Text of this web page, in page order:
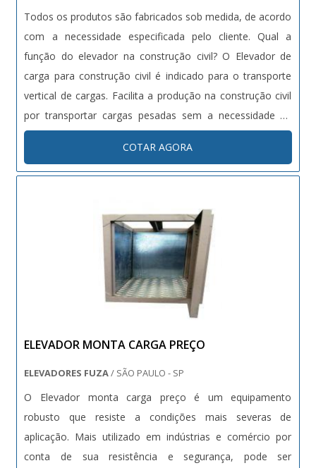
Todos os produtos são fabricados sob medida, de acordo
com a necessidade especificada pelo cliente. Qual a
função do elevador na construção civil? O Elevador de
carga para construção civil é indicado para o transporte
vertical de cargas. Facilita a produção na construção civil
por transportar cargas pesadas sem a necessidade de
operários fazendo este trabalho de forma manual e mais
demorada por ter que subir e descer diversas vezes para
fazer o....
COTAR AGORA
ELEVADOR MONTA CARGA PREÇO
ELEVADORES FUZA/ SÃO PAULO - SP
O Elevador monta carga preço é um equipamento
robusto que resiste a condições mais severas de
aplicação. Mais utilizado em indústrias e comércio por
conta de sua resistência e segurança, pode ser